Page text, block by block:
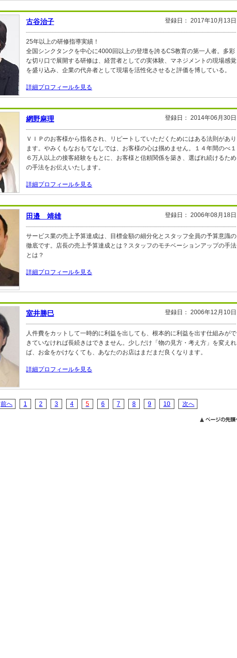
古谷治子 登録日： 2017年10月13日
25年以上の研修指導実績！
全国シンクタンクを中心に4000回以上の登壇を誇るCS教育の第一人者。多彩
な切り口で展開する研修は、経営者としての実体験、マネジメントの現場感覚
を盛り込み、企業の代弁者として現場を活性化させると評価を博している。
詳細プロフィールを見る
網野麻理 登録日： 2014年06月30日
ＶＩＰのお客様から指名され、リピートしていただくためにはある法則があり
ます。やみくもなおもてなしでは、お客様の心は掴めません。１４年間のべ１
６万人以上の接客経験をもとに、お客様と信頼関係を築き、選ばれ続けるため
の手法をお伝えいたします。
詳細プロフィールを見る
田邉 靖雄 登録日： 2006年08月18日
サービス業の売上予算達成は、目標金額の細分化とスタッフ全員の予算意識の
徹底です。店長の売上予算達成とは？スタッフのモチベーションアップの手法
とは？
詳細プロフィールを見る
室井勝巳 登録日： 2006年12月10日
人件費をカットして一時的に利益を出しても、根本的に利益を出す仕組みがで
きていなければ長続きはできません。少しだけ「物の見方・考え方」を変えれ
ば、お金をかけなくても、あなたのお店はまだまだ良くなります。
詳細プロフィールを見る
前へ 1 2 3 4 5 6 7 8 9 10 次へ